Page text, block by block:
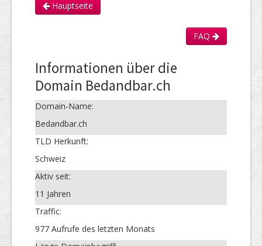
Hauptseite
FAQ
Informationen über die
Domain Bedandbar.ch
Domain-Name:
Bedandbar.ch
TLD Herkunft:
Schweiz
Aktiv seit:
11 Jahren
Traffic:
977 Aufrufe des letzten Monats